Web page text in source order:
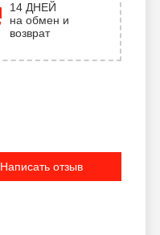
14 ДНЕЙ
на обмен и
возврат
Написать отзыв